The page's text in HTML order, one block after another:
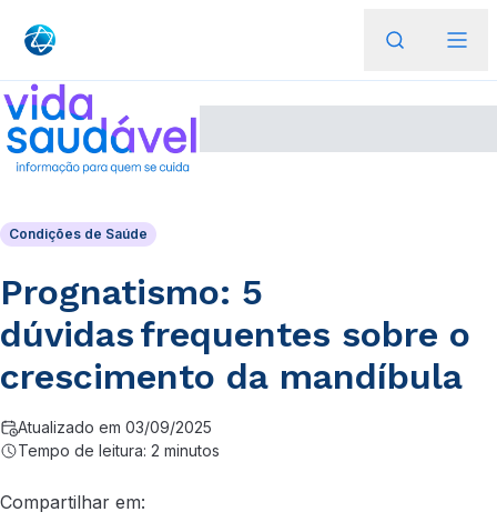
Condições de Saúde
Prognatismo: 5
dúvidas frequentes sobre o
crescimento da mandíbula
Atualizado em 03/09/2025
Tempo de leitura: 2 minutos
Compartilhar em: